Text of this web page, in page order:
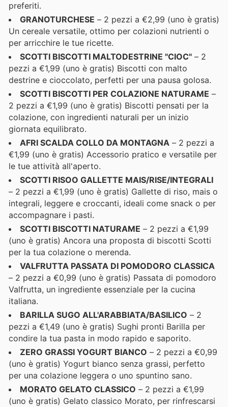
preferiti.
GRANOTURCHESE – 2 pezzi a €2,99 (uno è gratis)
Un cereale versatile, ottimo per colazioni nutrienti o
per arricchire le tue ricette.
SCOTTI BISCOTTI MALTODESTRINE "CIOC" – 2
pezzi a €1,99 (uno è gratis) Biscotti con malto
destrine e cioccolato, perfetti per una pausa golosa.
SCOTTI BISCOTTI PER COLAZIONE NATURAME –
2 pezzi a €1,99 (uno è gratis) Biscotti pensati per la
colazione, con ingredienti naturali per un inizio
giornata equilibrato.
AFRI SCALDA COLLO DA MONTAGNA – 2 pezzi a
€1,99 (uno è gratis) Accessorio pratico e versatile per
le tue attività all'aperto.
SCOTTI RISOO GALLETTE MAIS/RISE/INTEGRALI
– 2 pezzi a €1,99 (uno è gratis) Gallette di riso, mais o
integrali, leggere e croccanti, ideali come snack o per
accompagnare i pasti.
SCOTTI BISCOTTI NATURAME – 2 pezzi a €1,99
(uno è gratis) Ancora una proposta di biscotti Scotti
per la tua colazione o merenda.
VALFRUTTA PASSATA DI POMODORO CLASSICA
– 2 pezzi a €0,99 (uno è gratis) Passata di pomodoro
Valfrutta, un ingrediente essenziale per la cucina
italiana.
BARILLA SUGO ALL'ARABBIATA/BASILICO – 2
pezzi a €1,49 (uno è gratis) Sughi pronti Barilla per
condire la tua pasta in modo rapido e saporito.
ZERO GRASSI YOGURT BIANCO – 2 pezzi a €0,99
(uno è gratis) Yogurt bianco senza grassi, perfetto
per una colazione leggera o uno spuntino sano.
MORATO GELATO CLASSICO – 2 pezzi a €1,99
(uno è gratis) Gelato classico Morato, per rinfrescarsi